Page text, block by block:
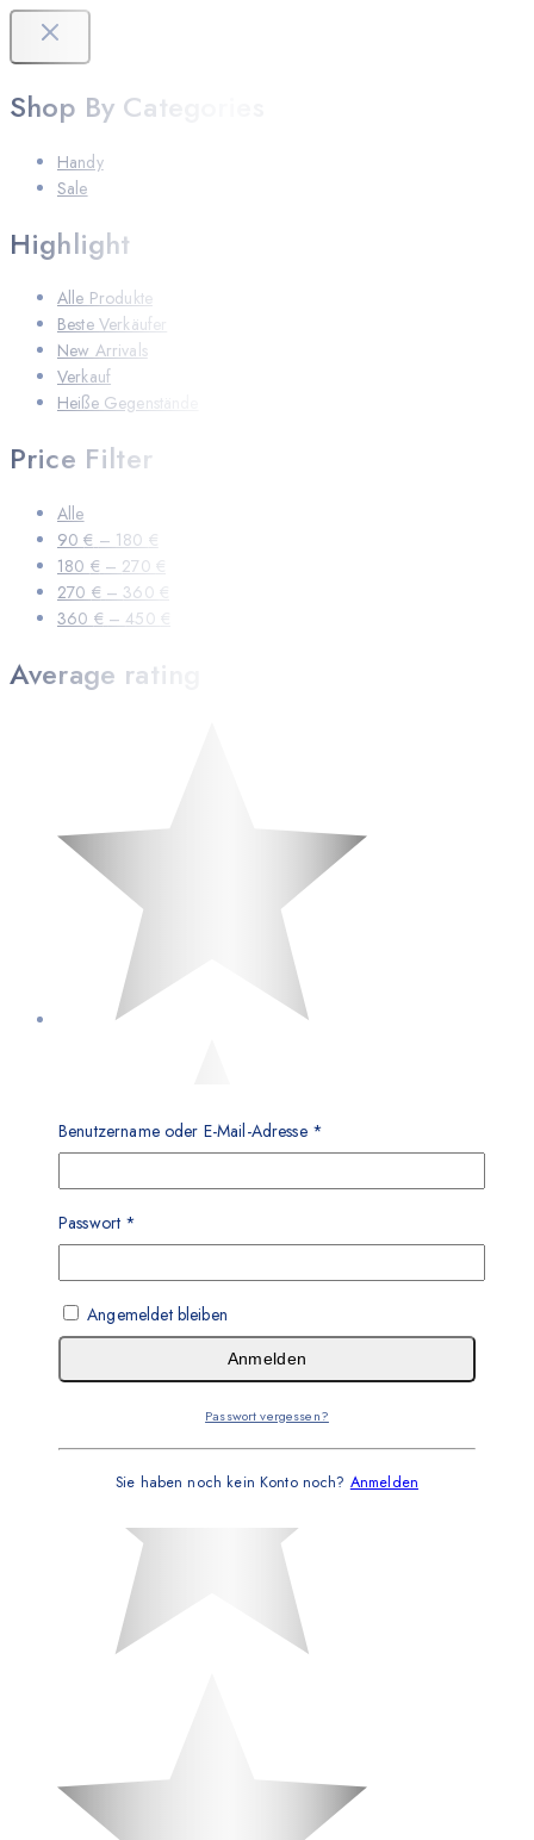
Shop By Categories
Handy
Sale
Highlight
Alle Produkte
Beste Verkäufer
New Arrivals
Verkauf
Heiße Gegenstände
Price Filter
Alle
90€ – 180 €
180 € – 270 €
270 € – 360 €
360 € – 450 €
Average rating
Benutzername oder E-Mail-Adresse *
Passwort *
Angemeldet bleiben
Anmelden
Passwort vergessen?
Sie haben noch kein Konto noch? Anmelden